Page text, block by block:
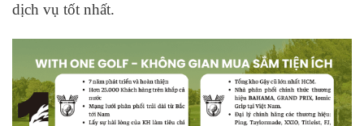
dịch vụ tốt nhất.